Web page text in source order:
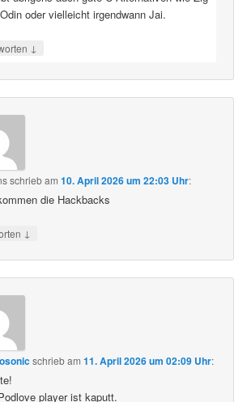
oder vielleicht irgendwann Jai.
↓
schriebam10. April 2026 um 22:03 Uhr:
die Hackbacks
↓
schriebam11. April 2026 um 02:09 Uhr:
player ist kaputt.